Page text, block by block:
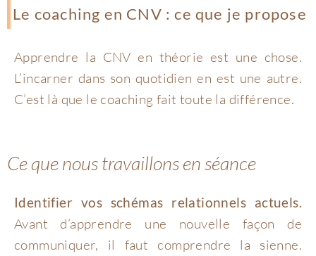
Le coaching en CNV : ce que je propose
Apprendre la CNV en théorie est une chose.
L’incarner dans son quotidien en est une autre.
C’est là que le coaching fait toute la différence.
Ce que nous travaillons en séance
Identifier vos schémas relationnels actuels.
Avant d’apprendre une nouvelle façon de
communiquer, il faut comprendre la sienne.